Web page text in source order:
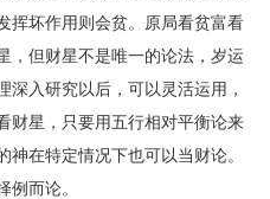
挥坏作用则会贫。原局看贫富看
，但财星不是唯一的论法，岁运
入研究以后，可以灵活运用，
财星，只要用五行相对平衡论来
在特定情况下也可以当财论。
例而论。